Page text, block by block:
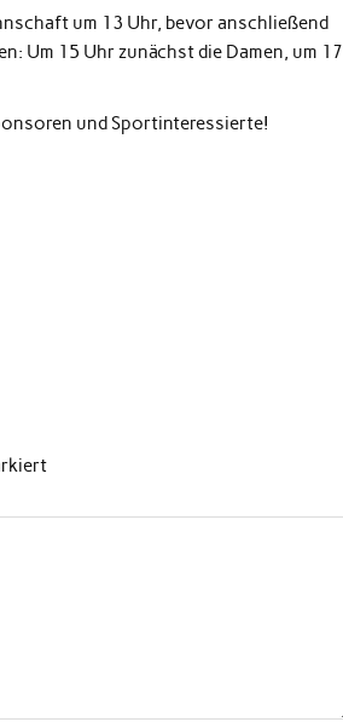
um 13 Uhr, bevor anschließend
Um 15 Uhr zunächst die Damen, um 17
und Sportinteressierte!